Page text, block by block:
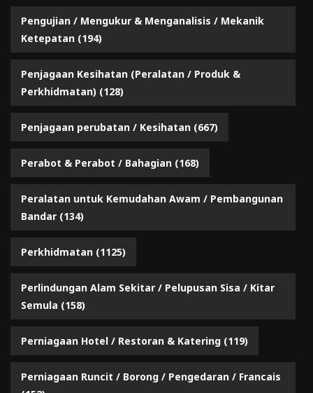
Pengujian / Mengukur & Menganalisis / Mekanik
Ketepatan (194)
Penjagaan Kesihatan (Peralatan / Produk &
Perkhidmatan) (128)
Penjagaan perubatan / Kesihatan (667)
Perabot & Perabot / Bahagian (168)
Peralatan untuk Kemudahan Awam / Pembangunan
Bandar (134)
Perkhidmatan (1125)
Perlindungan Alam Sekitar / Pelupusan Sisa / Kitar
Semula (158)
Perniagaan Hotel / Restoran & Katering (119)
Perniagaan Runcit / Borong / Pengedaran / Francais